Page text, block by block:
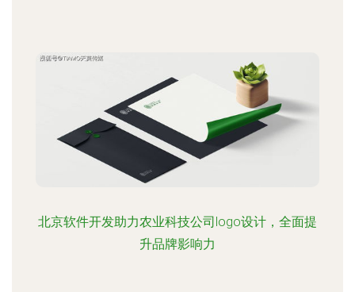
北京软件开发助力农业科技公司logo设计，全面提
升品牌影响力